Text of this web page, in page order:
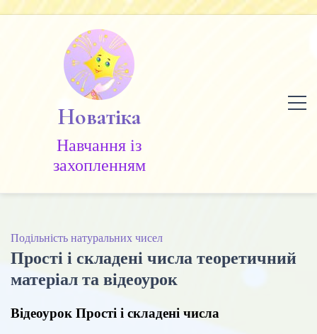
Новатіка
Навчання із
захопленням
Подільність натуральних чисел
Прості і складені числа теоретичний
матеріал та відеоурок
Відеоурок Прості і складені числа